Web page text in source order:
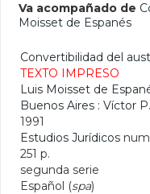
Va acompañado de
Moisset de Espanés
Convertibilidad del
TEXTO IMPRESO
Luis Moisset de
Buenos Aires : Víctor
1991
Estudios Jurídicos
251 p.
segunda serie
Español (spa)